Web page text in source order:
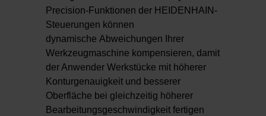
Precision-Funktionen der HEIDENHAIN-
Steuerungen können
dynamische Abweichungen Ihrer
Werkzeugmaschine kompensieren, damit
der Anwender Werkstücke mit höherer
Konturgenauigkeit und besserer
Oberfläche bei gleichzeitig höherer
Bearbeitungsgeschwindigkeit fertigen